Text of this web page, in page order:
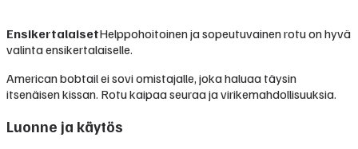
EnsikertalaisetHelppohoitoinen ja sopeutuvainen rotu on hyvä
valinta ensikertalaiselle.
American bobtail ei sovi omistajalle, joka haluaa täysin
itsenäisen kissan. Rotu kaipaa seuraa ja virikemahdollisuuksia.
Luonne ja käytös